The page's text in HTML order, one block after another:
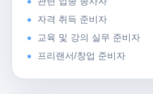
자격 취득 준비자
교육 및 강의 실무 준비자
프리랜서/창업 준비자